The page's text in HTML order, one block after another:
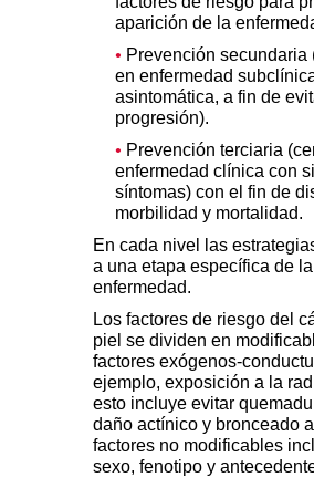
aparición de la
• Prevención secundaria
en enfermedad
asintomática, a fin de
progresión).
• Prevención terciaria
enfermedad clínica con
síntomas) con el fin de
morbilidad y mortalidad.
En cada nivel las
a una etapa específica de la
enfermedad.
Los factores de riesgo del
piel se dividen en
factores exógenos-
ejemplo, exposición a la
esto incluye evitar
daño actínico y bronceado
factores no modificables
sexo, fenotipo y